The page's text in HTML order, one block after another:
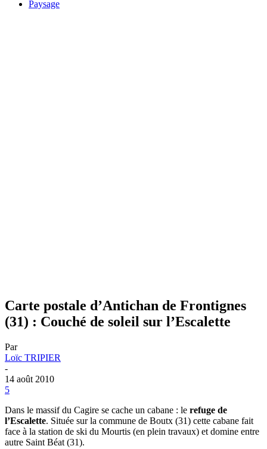
Paysage
Carte postale d’Antichan de Frontignes
(31) : Couché de soleil sur l’Escalette
Par
Loïc TRIPIER
-
14 août 2010
5
Dans le massif du Cagire se cache un cabane : le refuge de
l’Escalette. Située sur la commune de Boutx (31) cette cabane fait
face à la station de ski du Mourtis (en plein travaux) et domine entre
autre Saint Béat (31).